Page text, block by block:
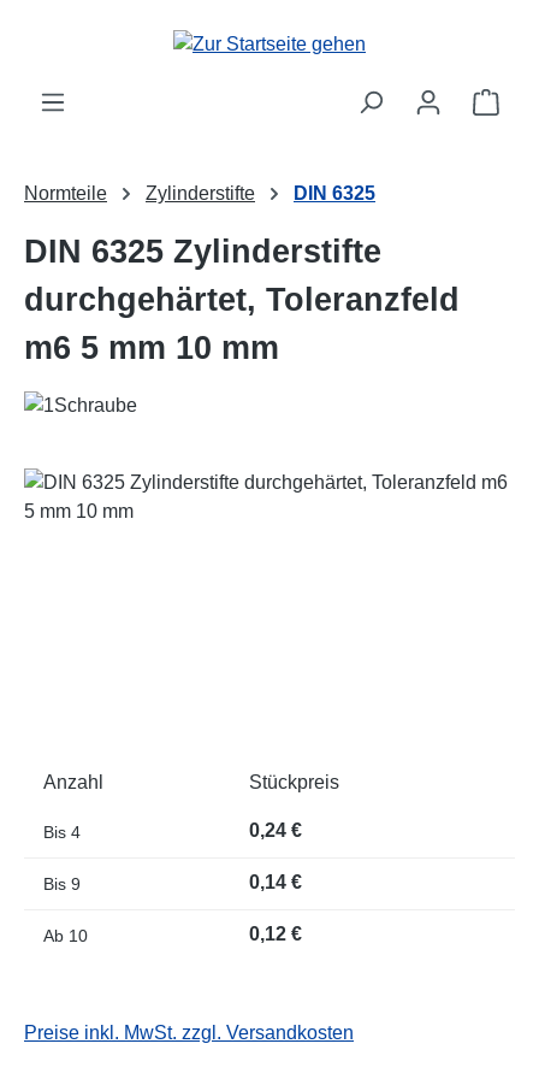
Zum Hauptinhalt springen
Normteile Zylinderstifte DIN 6325
DIN 6325 Zylinderstifte
durchgehärtet, Toleranzfeld
m6 5 mm 10 mm
Bildergalerie überspringen
Anzahl Stückpreis
Bis 4 0,24 €
Bis 9 0,14 €
Ab 10 0,12 €
Preise inkl. MwSt. zzgl. Versandkosten